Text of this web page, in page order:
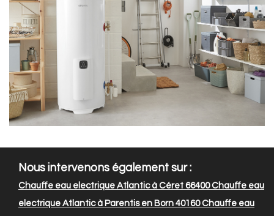
Nous intervenons également sur :
Chauffe eau electrique Atlantic à Céret 66400Chauffe eau
electrique Atlantic à Parentis en Born 40160Chauffe eau